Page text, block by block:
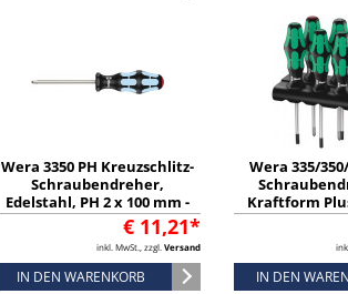
Wera 3350 PH Kreuzschlitz-
Schraubendreher,
Edelstahl, PH 2 x 100 mm -
05032022001€ 11,21*
inkl. MwSt., zzgl. Versand
IN DEN WARENKORB
Wera 335/
Kraftform
Rack, 7-teilig -
IN DEN